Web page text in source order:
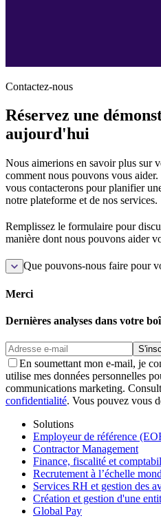
Contactez-nous
Réservez une
aujourd'hui
Nous aimerions en savoir plus sur
comment nous pouvons vous
vous contacterons pour planifier
notre plateforme et de nos services.
Remplissez le formulaire pour
manière dont nous pouvons aider
Que pouvons-nous faire pour
Merci
Dernières analyses dans votre
En soumettant mon e-mail, je
utilise mes données personnelles
communications marketing.
confidentialité. Vous pouvez vous
Solutions
Employeur de référence
Contractor Management
Finance, fiscalité et
Recrutement à l’échelle
Services RH et gestion des
Création et gestion d'une
Global Pay